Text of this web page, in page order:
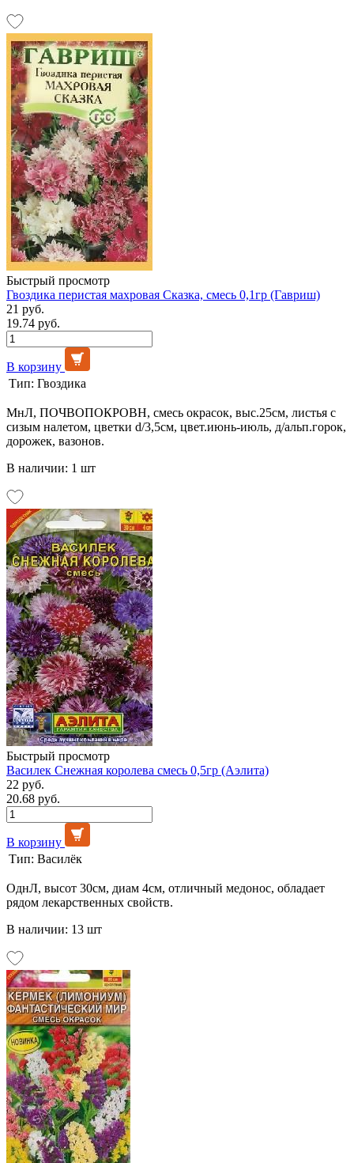
Быстрый просмотр
Гвоздика перистая махровая Сказка, смесь 0,1гр (Гавриш)
21 руб.
19.74 руб.
В корзину
Тип: Гвоздика
МнЛ, ПОЧВОПОКРОВН, смесь окрасок, выс.25см, листья с
сизым налетом, цветки d/3,5см, цвет.июнь-июль, д/альп.горок,
дорожек, вазонов.
В наличии: 1 шт
Быстрый просмотр
Василек Снежная королева смесь 0,5гр (Аэлита)
22 руб.
20.68 руб.
В корзину
Тип: Василёк
ОднЛ, высот 30см, диам 4см, отличный медонос, обладает
рядом лекарственных свойств.
В наличии: 13 шт